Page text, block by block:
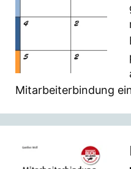
Mitarbeiterbindung